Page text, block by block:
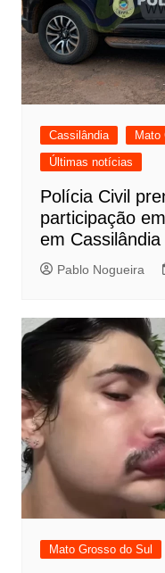
Cassilândia Mato
Últimas notícias
Polícia Civil
participação
em Cassilândia
Pablo Nogueira
Mato Grosso do Sul